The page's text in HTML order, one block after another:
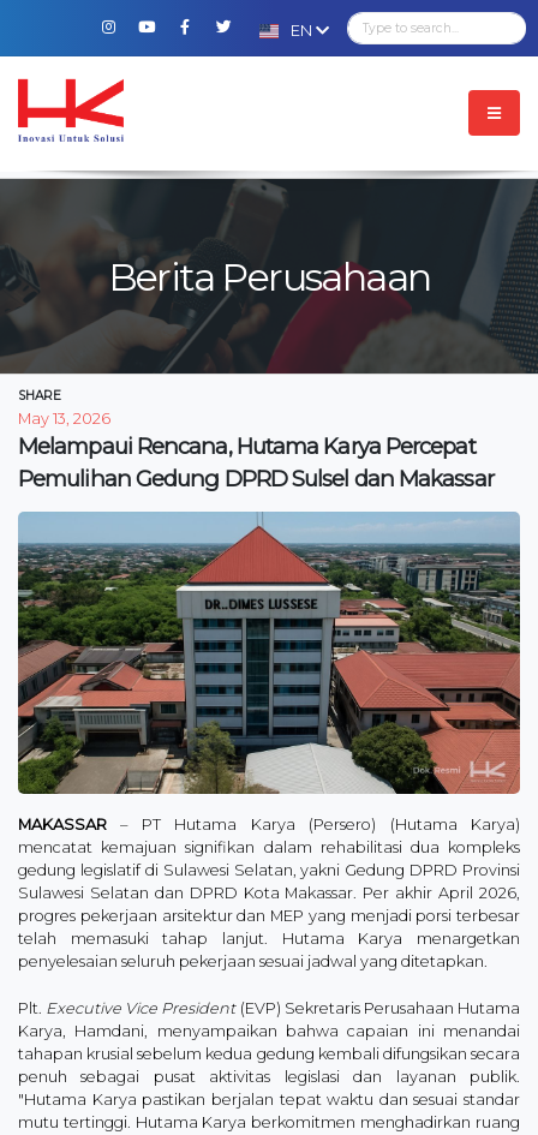
EN
Berita Perusahaan
SHARE
May 13, 2026
Melampaui Rencana, Hutama Karya Percepat
Pemulihan Gedung DPRD Sulsel dan Makassar
MAKASSAR – PT Hutama Karya (Persero) (Hutama Karya)
mencatat kemajuan signifikan dalam rehabilitasi dua kompleks
gedung legislatif di Sulawesi Selatan, yakni Gedung DPRD Provinsi
Sulawesi Selatan dan DPRD Kota Makassar. Per akhir April 2026,
progres pekerjaan arsitektur dan MEP yang menjadi porsi terbesar
telah memasuki tahap lanjut. Hutama Karya menargetkan
penyelesaian seluruh pekerjaan sesuai jadwal yang ditetapkan.
Plt. Executive Vice President(EVP) Sekretaris Perusahaan Hutama
Karya, Hamdani, menyampaikan bahwa capaian ini menandai
tahapan krusial sebelum kedua gedung kembali difungsikan secara
penuh sebagai pusat aktivitas legislasi dan layanan publik.
"Hutama Karya pastikan berjalan tepat waktu dan sesuai standar
mutu tertinggi. Hutama Karya berkomitmen menghadirkan ruang